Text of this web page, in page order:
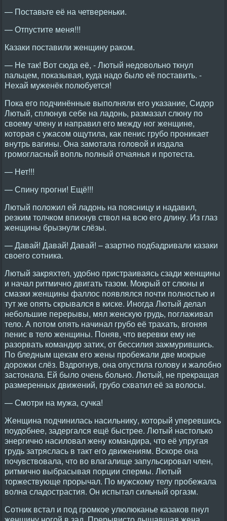
— Поставьте её на четвереньки.
— Отпустите меня!!!
Казаки поставили женщину раком.
— Не так! Вот сюда её, - Лютый недовольно ткнул
пальцем, показывая, куда надо было её поставить. -
Нехай муженёк полюбуется!
Пока его подчинённые выполняли его указание, Сидор
Лютый, сплюнув себе на ладонь, размазал слюну по
своему члену и направил его между ног женщине,
которая с ужасом ощутила, как пенис грубо проникает
внутрь вагины. Она замотала головой и издала
громогласный вопль полный отчаянья и протеста.
— Нет!!!
— Спину прогни! Ещё!!!
Лютый положил ей ладонь на поясницу и надавил,
резким толчком впихнув ствол на всю его длину. Из глаз
женщины брызнули слёзы.
— Давай! Давай! Давай! – азартно подбадривали казаки
своего сотника.
Лютый закряхтел, удобно пристраиваясь сзади женщины
и начал ритмично двигать тазом. Мокрый от слюны и
смазки женщины фаллос появлялся почти полностью и
тут же опять скрывался в киске. Иногда Лютый делал
небольшие перерывы, мял женскую грудь, поглаживал
тело. А потом опять начинал грубо её трахать, вгоняя
пенис в тело женщины. Поняв, что веревки ему не
разорвать командир затих, от бессилия зажмурившись.
По бледным щекам его жены пробежали две мокрые
дорожки слёз. Вздрогнув, она опустила голову и жалобно
застонала. Ей было очень больно. Лютый, не прекращая
размеренных движений, грубо схватил её за волосы.
— Смотри на мужа, сучка!
Женщина подчинилась насильнику, который уперевшись
поудобнее, задергался ещё быстрее. Лютый настолько
энергично насиловал жену командира, что её упругая
грудь затряслась в такт его движениям. Вскоре она
почувствовала, что во влагалище запульсировал член,
ритмично выбрасывая порции спермы. Лютый
торжествующе прорычал. По мужскому телу пробежала
волна сладострастия. Он испытал сильный оргазм.
Сотник встал и под громкое улюлюканье казаков пнул